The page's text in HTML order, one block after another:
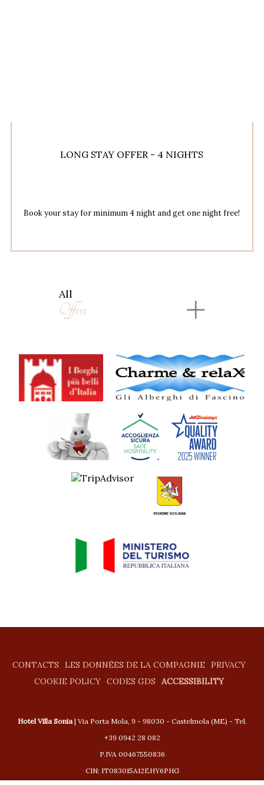
LONG STAY OFFER - 4 NIGHTS
Book your stay for minimum 4 night and get one night free!
All
Offers
CONTACTS LES DONNÉES DE LA COMPAGNIE
PRIVACY
COOKIE POLICY CODES GDS ACCESSIBILITY
Hotel Villa Sonia| Via Porta Mola, 9 - 98030 - Castelmola (ME) - Tel.
+39 0942 28 082
P.IVA 00467550836
CIN: IT083015A12EHY6PHG